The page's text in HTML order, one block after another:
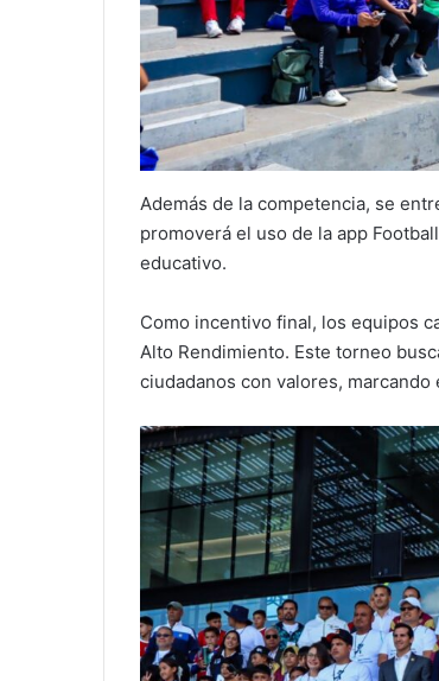
Además de la competencia, se
promoverá el uso de la app
educativo.
Como incentivo final, los equipos
Alto Rendimiento. Este torneo
ciudadanos con valores,